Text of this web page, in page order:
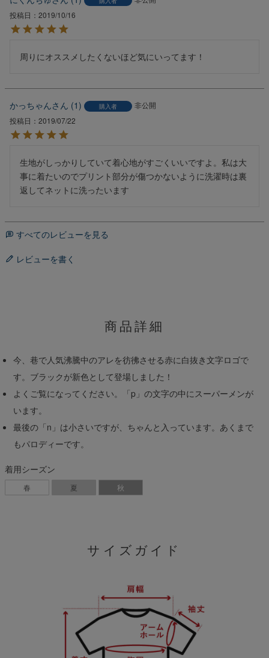
投稿日
2019/10/16
周りにオススメしたくないほど気にいってます！
かっちゃん 1 購入者
非公開
投稿日
2019/07/22
生地がしっかりしていて着心地がすごくいいですよ。私は大
事に着たいのでプリント部分が傷つかないように洗濯時は裏
返してネットに洗ったいます
すべてのレビューを見る
レビューを書く
商品詳細
今、巷で人気沸騰中のアレを彷彿させる赤に白抜き文字ロゴで
す。ブラックが新色として登場しました！
よくご覧になってください。「p」の文字の中にスーパーメンが
います。
最後の「n」は小さいですが、ちゃんと入っています。あくまで
もパロディーです。
着用シーズン
春 夏 秋
サイズガイド